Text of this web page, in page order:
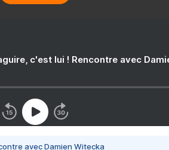
c'est lui ! Rencontre avec
avec Damien Witecka